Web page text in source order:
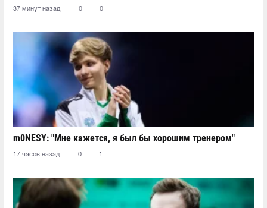
37 минут назад 0 0
m0NESY: "Мне кажется, я был бы хорошим тренером"
17 часов назад 0 1